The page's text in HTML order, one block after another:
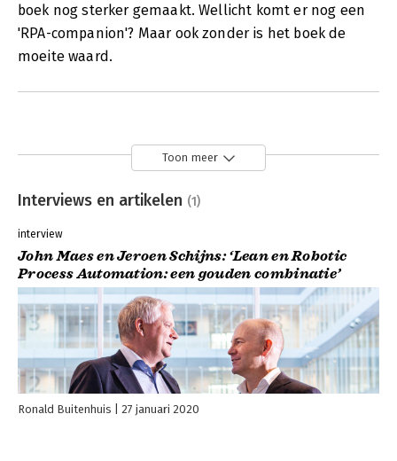
boek nog sterker gemaakt. Wellicht komt er nog een
'RPA-companion'? Maar ook zonder is het boek de
moeite waard.
Toon meer
Interviews en artikelen (1)
interview
John Maes en Jeroen Schijns: ‘Lean en Robotic
Process Automation: een gouden combinatie’
Ronald Buitenhuis 27 januari 2020